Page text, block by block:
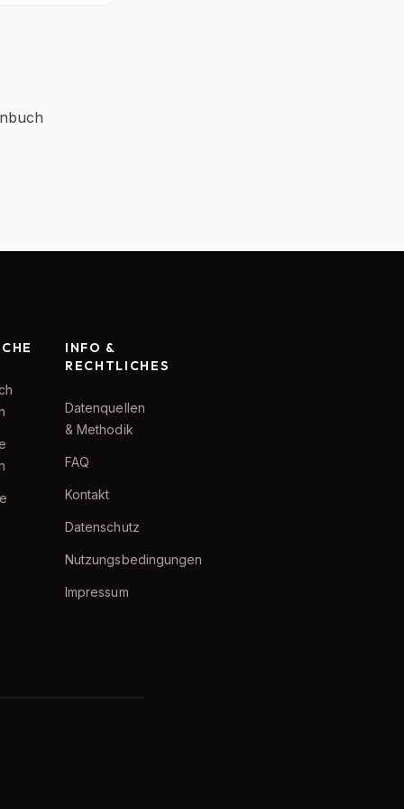
INFO &
RECHTLICHES
Datenquellen
& Methodik
FAQ
Kontakt
Datenschutz
Nutzungsbedingungen
Impressum